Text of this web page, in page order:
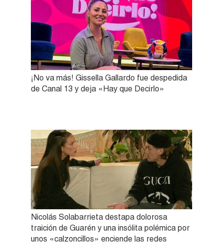
¡No va más! Gissella Gallardo fue despedida
de Canal 13 y deja «Hay que Decirlo»
Nicolás Solabarrieta destapa dolorosa
traición de Guarén y una insólita polémica por
unos «calzoncillos» enciende las redes